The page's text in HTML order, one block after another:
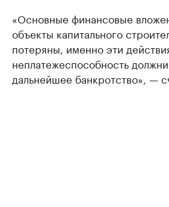
«Основные финансовые
объекты капитального
потеряны, именно эти
неплатежеспособность
дальнейшее банкротство», —